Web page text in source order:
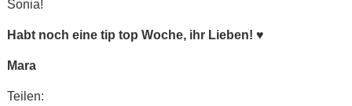
Sonia!
Habt noch eine tip top Woche, ihr Lieben! ♥
Mara
Teilen: